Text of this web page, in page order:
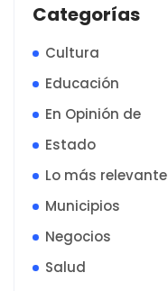
Categorías
Cultura
Educación
En Opinión de
Estado
Lo más relevante
Municipios
Negocios
Salud